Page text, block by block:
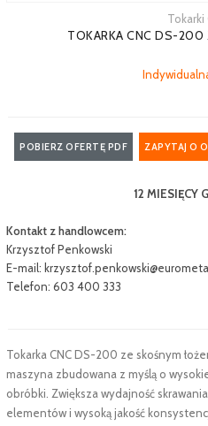
Tokarki
TOKARKA CNC DS-200
POBIERZ OFERTĘ PDF ZAPYTAJ O
12 MIESIĘCY
Kontakt z handlowcem:
Krzysztof Penkowski
E-mail:
Telefon: 603 400 333
Tokarka CNC DS-200 ze skośnym
maszyna zbudowana z myślą o
obróbki. Zwiększa wydajność
elementów i wysoką jakość